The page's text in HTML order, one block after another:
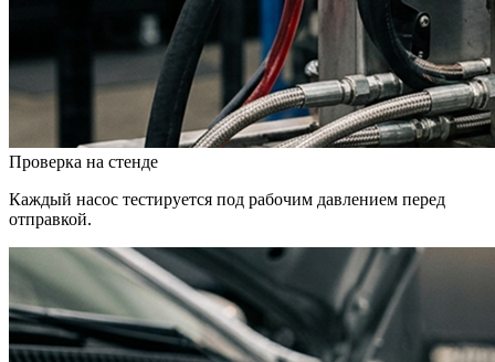
Проверка на стенде
Каждый насос тестируется под рабочим давлением перед
отправкой.